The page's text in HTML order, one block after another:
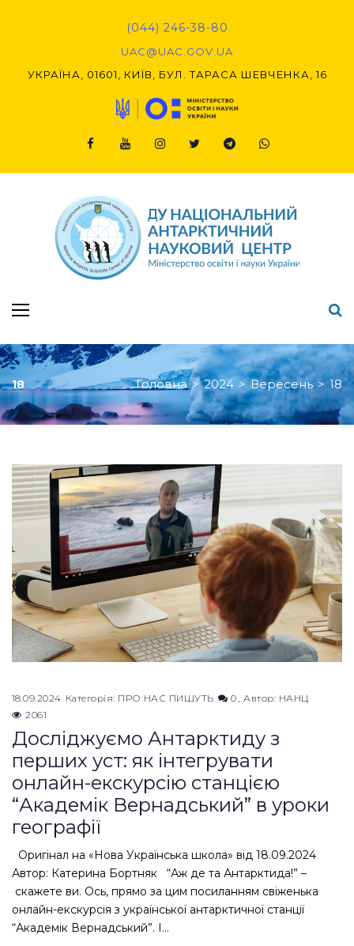
(044) 246-38-80
UAC@UAC.GOV.UA​​
УКРАЇНА, 01601, КИЇВ, БУЛ. ТАРАСА ШЕВЧЕНКА, 16
18 Головна > 2024 > Вересень > 18
День:
18.09.2024
18.09.2024 Категорія: ПРО НАС ПИШУТЬ 0 Автор: НАНЦ
2061
Досліджуємо Антарктиду з
перших уст: як інтегрувати
онлайн-екскурсію станцією
“Академік Вернадський” в уроки
географії
Оригінал на «Нова Українська школа» від 18.09.2024
Автор: Катерина Бортняк “Аж де та Антарктида!” –
скажете ви. Ось, прямо за цим посиланням свіженька
онлайн-екскурсія з української антарктичної станції
“Академік Вернадський”. І…